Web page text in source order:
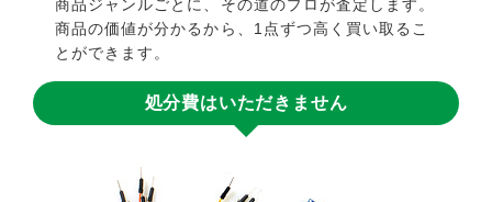
商品ジャンルごとに、その道のプロが査定します。
商品の価値が分かるから、1点ずつ高く買い取るこ
とができます。
処分費はいただきません